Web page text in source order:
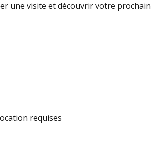
une visite et découvrir votre prochain
requises